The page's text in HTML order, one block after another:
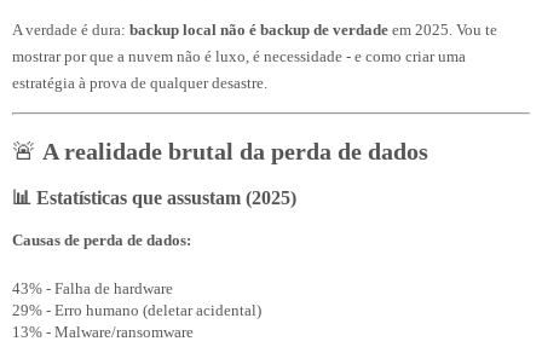
A verdade é dura: backup local não é backup de verdade em 2025. Vou te
mostrar por que a nuvem não é luxo, é necessidade - e como criar uma
estratégia à prova de qualquer desastre.
🚨 A realidade brutal da perda de dados
📊 Estatísticas que assustam (2025)
Causas de perda de dados:
43% - Falha de hardware
29% - Erro humano (deletar acidental)
13% - Malware/ransomware